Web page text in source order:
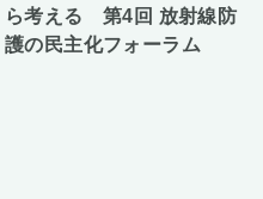
ら考える 第4回 放射線防
護の民主化フォーラム